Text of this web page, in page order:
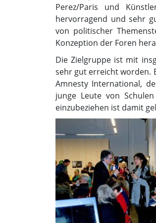
Perez/Paris und
hervorragend und sehr
von politischer
Konzeption der Foren
Die Zielgruppe ist mit
sehr gut erreicht worden.
Amnesty International,
junge Leute von
einzubeziehen ist damit